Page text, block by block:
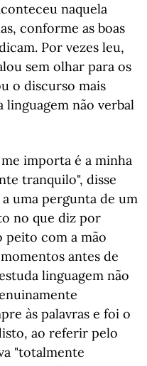
naquela
conforme as boas
Por vezes leu,
sem olhar para os
o discurso mais
linguagem não verbal
importa é a minha
tranquilo", disse
uma pergunta de um
no que diz por
peito com a mão
antes de
linguagem não
às palavras e foi o
ao referir pelo
"totalmente